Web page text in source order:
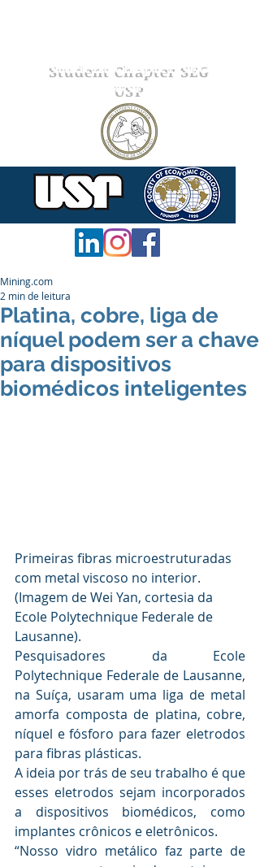
Student Chapter SEG
USP
Platina, cobre, liga de
níquel podem ser a chave
para dispositivos
biomédicos inteligentes
Mining.com
2 min de leitura
Primeiras fibras microestruturadas
com metal viscoso no interior.
(Imagem de Wei Yan, cortesia da
Ecole Polytechnique Federale de
Lausanne).
Pesquisadores da Ecole
Polytechnique Federale de Lausanne,
na Suíça, usaram uma liga de metal
amorfa composta de platina, cobre,
níquel e fósforo para fazer eletrodos
para fibras plásticas.
A ideia por trás de seu trabalho é que
esses eletrodos sejam incorporados
a dispositivos biomédicos, como
implantes crônicos e eletrônicos.
“Nosso vidro metálico faz parte de